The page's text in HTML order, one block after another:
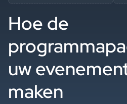
Hoe de
uw
maken